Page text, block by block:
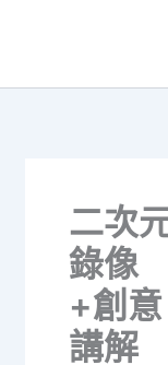
二次
錄像
+創意
講解